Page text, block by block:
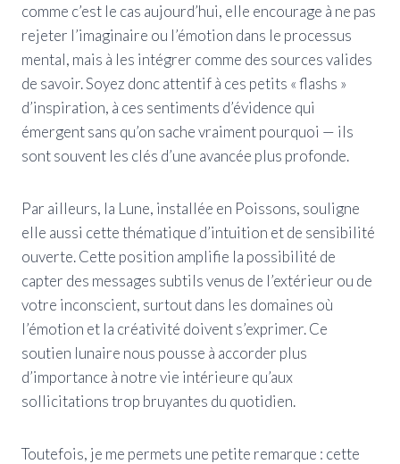
comme c’est le cas aujourd’hui, elle encourage à ne pas
rejeter l’imaginaire ou l’émotion dans le processus
mental, mais à les intégrer comme des sources valides
de savoir. Soyez donc attentif à ces petits « flashs »
d’inspiration, à ces sentiments d’évidence qui
émergent sans qu’on sache vraiment pourquoi — ils
sont souvent les clés d’une avancée plus profonde.
Par ailleurs, la Lune, installée en Poissons, souligne
elle aussi cette thématique d’intuition et de sensibilité
ouverte. Cette position amplifie la possibilité de
capter des messages subtils venus de l’extérieur ou de
votre inconscient, surtout dans les domaines où
l’émotion et la créativité doivent s’exprimer. Ce
soutien lunaire nous pousse à accorder plus
d’importance à notre vie intérieure qu’aux
sollicitations trop bruyantes du quotidien.
Toutefois, je me permets une petite remarque : cette